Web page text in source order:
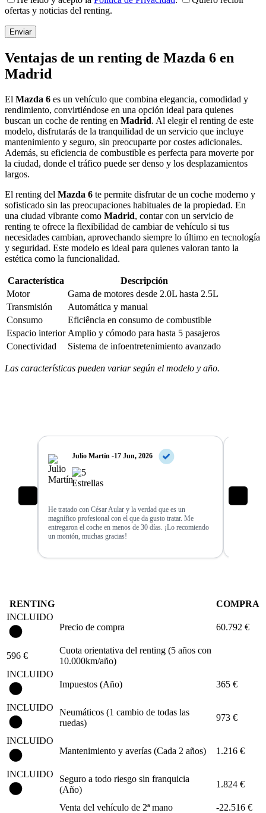
ofertas y noticias del renting.
Ventajas de un renting de Mazda 6 en
Madrid
El Mazda 6 es un vehículo que combina elegancia, comodidad y
rendimiento, convirtiéndose en una opción ideal para quienes
buscan un coche de renting en Madrid. Al elegir el renting de este
modelo, disfrutarás de la tranquilidad de un servicio que incluye
mantenimiento y seguro, sin preocuparte por costes adicionales.
Además, su eficiencia de combustible es perfecta para moverte por
la ciudad, donde el tráfico puede ser denso y los desplazamientos
largos.
El renting del Mazda 6 te permite disfrutar de un coche moderno y
sofisticado sin las preocupaciones habituales de la propiedad. En
una ciudad vibrante como Madrid, contar con un servicio de
renting te ofrece la flexibilidad de cambiar de vehículo si tus
necesidades cambian, aprovechando siempre lo último en tecnología
y seguridad. Este modelo es ideal para quienes valoran tanto la
estética como la funcionalidad.
Característica
Descripción
Motor
Gama de motores desde 2.0L hasta 2.5L
Transmisión
Automática y manual
Consumo
Eficiência en consumo de combustible
Espacio interior Amplio y cómodo para hasta 5 pasajeros
Conectividad
Sistema de infoentretenimiento avanzado
Las características pueden variar según el modelo y año.
Julio Martín -17 Jun, 2026
He tratado con César Aular y la verdad que es un
magnífico profesional con el que da gusto tratar. Me
entregaron el coche en menos de 30 días. ¡Lo recomiendo
un montón, muchas gracias!
RENTING
COMPRA
INCLUIDO
Precio de compra
60.792 €
596 €
Cuota orientativa del renting (5 años con
10.000km/año)
INCLUIDO
Impuestos (Año)
365 €
INCLUIDO
Neumáticos (1 cambio de todas las
ruedas)
973 €
INCLUIDO
Mantenimiento y averías (Cada 2 años)
1.216 €
INCLUIDO
Seguro a todo riesgo sin franquicia
(Año)
1.824 €
Venta del vehículo de 2ª mano
-22.516 €